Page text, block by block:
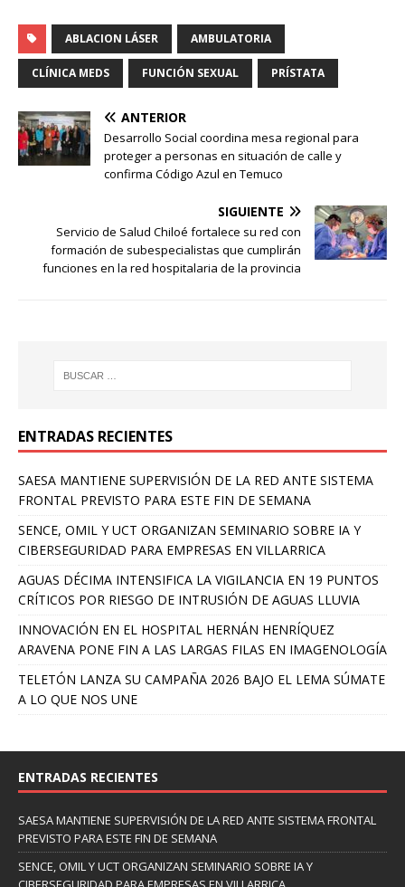
ABLACION LÁSER AMBULATORIA
CLÍNICA MEDS FUNCIÓN SEXUAL PRÍSTATA
ANTERIOR
Desarrollo Social coordina mesa regional para
proteger a personas en situación de calle y
confirma Código Azul en Temuco
SIGUIENTE
Servicio de Salud Chiloé fortalece su red con
formación de subespecialistas que cumplirán
funciones en la red hospitalaria de la provincia
ENTRADAS RECIENTES
SAESA MANTIENE SUPERVISIÓN DE LA RED ANTE SISTEMA
FRONTAL PREVISTO PARA ESTE FIN DE SEMANA
SENCE, OMIL Y UCT ORGANIZAN SEMINARIO SOBRE IA Y
CIBERSEGURIDAD PARA EMPRESAS EN VILLARRICA
AGUAS DÉCIMA INTENSIFICA LA VIGILANCIA EN 19 PUNTOS
CRÍTICOS POR RIESGO DE INTRUSIÓN DE AGUAS LLUVIA
INNOVACIÓN EN EL HOSPITAL HERNÁN HENRÍQUEZ
ARAVENA PONE FIN A LAS LARGAS FILAS EN IMAGENOLOGÍA
TELETÓN LANZA SU CAMPAÑA 2026 BAJO EL LEMA SÚMATE
A LO QUE NOS UNE
ENTRADAS RECIENTES
SAESA MANTIENE SUPERVISIÓN DE LA RED ANTE SISTEMA FRONTAL
PREVISTO PARA ESTE FIN DE SEMANA
SENCE, OMIL Y UCT ORGANIZAN SEMINARIO SOBRE IA Y